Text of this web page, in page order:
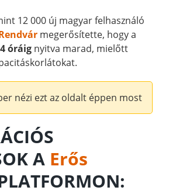
12 000 új magyar felhasználó
megerősítette, hogy a
óráig nyitva marad, mielőtt
nézi ezt az oldalt éppen most
A Erős